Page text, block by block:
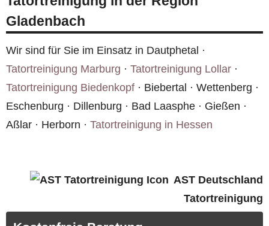
0800 6003005
Gladenbach
Wir sind für Sie im Einsatz in Dautphetal ·
Tatortreinigung Marburg · Tatortreinigung Lollar ·
Tatortreinigung Biedenkopf · Biebertal · Wettenberg ·
Eschenburg · Dillenburg · Bad Laasphe · Gießen ·
Aßlar · Herborn · Tatortreinigung in Hessen
AST Deutschland
Tatortreinigung